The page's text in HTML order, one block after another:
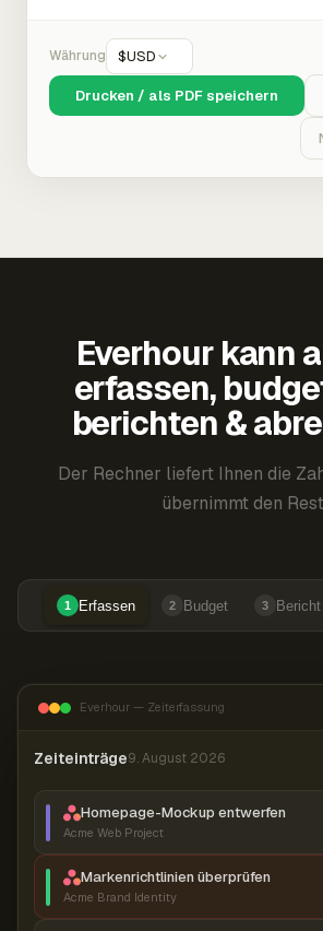
Währung $USD
Drucken / als PDF speichern
Everhour kann
erfassen,
berichten &
Der Rechner liefert Ihnen die
übernimmt den
1 Erfassen 2 Budget 3 Bericht
Everhour — Zeiterfassung
Zeiteinträge9. August 2026
Homepage-Mockup entwerfen
Acme Web Project
Markenrichtlinien überprüfen
Acme Brand Identity